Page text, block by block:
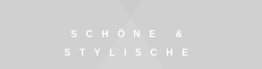
SCHÖNE &
STYLISCHE